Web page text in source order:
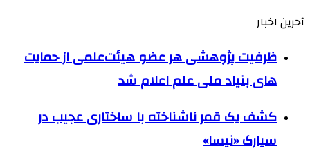
آحرین اخبار
ظرفیت پژوهشی هر عضو هیئت‌علمی از حمایت
های بنیاد ملی علم اعلام شد
کشف یک قمر ناشناخته با ساختاری عجیب در
سیارک «نیسا»